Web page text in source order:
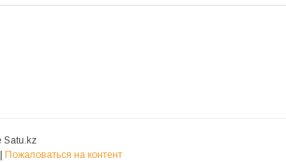
Satu.kz
Аксессуары и запасные части для НОУТБУКОВ | Пожаловаться на контент